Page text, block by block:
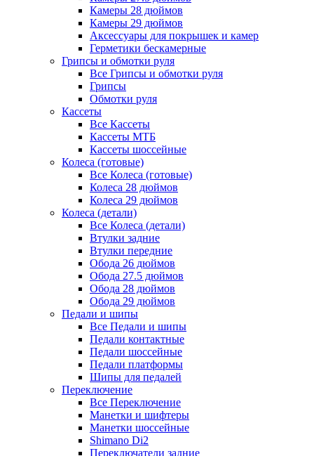
Камеры 28 дюймов
Камеры 29 дюймов
Аксессуары для покрышек и камер
Герметики бескамерные
Грипсы и обмотки руля
Все Грипсы и обмотки руля
Грипсы
Обмотки руля
Кассеты
Все Кассеты
Кассеты МТБ
Кассеты шоссейные
Колеса (готовые)
Все Колеса (готовые)
Колеса 28 дюймов
Колеса 29 дюймов
Колеса (детали)
Все Колеса (детали)
Втулки задние
Втулки передние
Обода 26 дюймов
Обода 27.5 дюймов
Обода 28 дюймов
Обода 29 дюймов
Педали и шипы
Все Педали и шипы
Педали контактные
Педали шоссейные
Педали платформы
Шипы для педалей
Переключение
Все Переключение
Манетки и шифтеры
Манетки шоссейные
Shimano Di2
Переключатели задние